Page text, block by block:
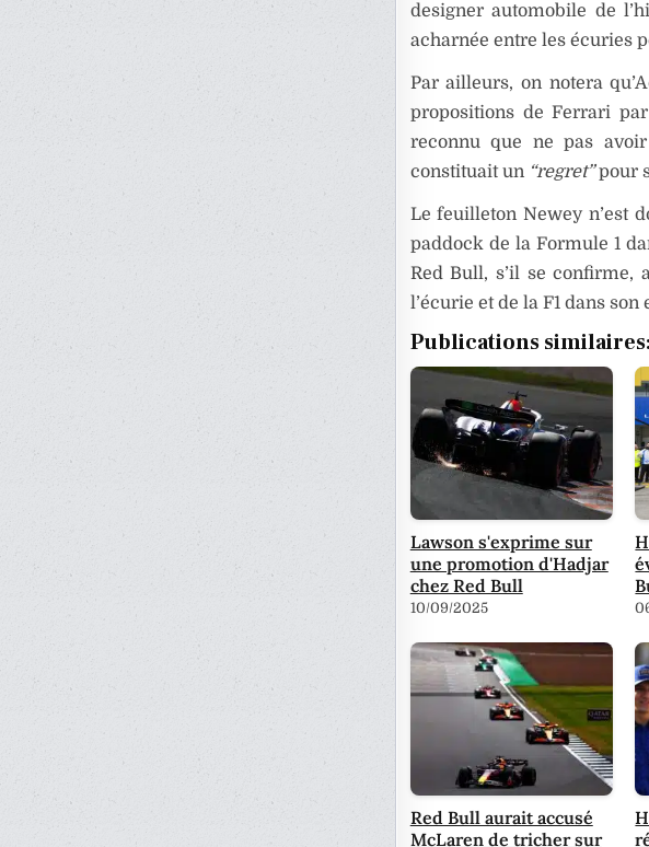
designer automobile de
acharnée entre les écuries
Par ailleurs, on notera
propositions de Ferrari
reconnu que ne pas
constituait un “regret”pour
Le feuilleton Newey n’est
paddock de la Formule 1
Red Bull, s’il se confirme,
l’écurie et de la F1 dans son
Publications similaires:
Lawson s'exprime sur
une promotion d'Hadjar
chez Red Bull
10/09/2025
Red Bull aurait accusé
McLaren de tricher sur